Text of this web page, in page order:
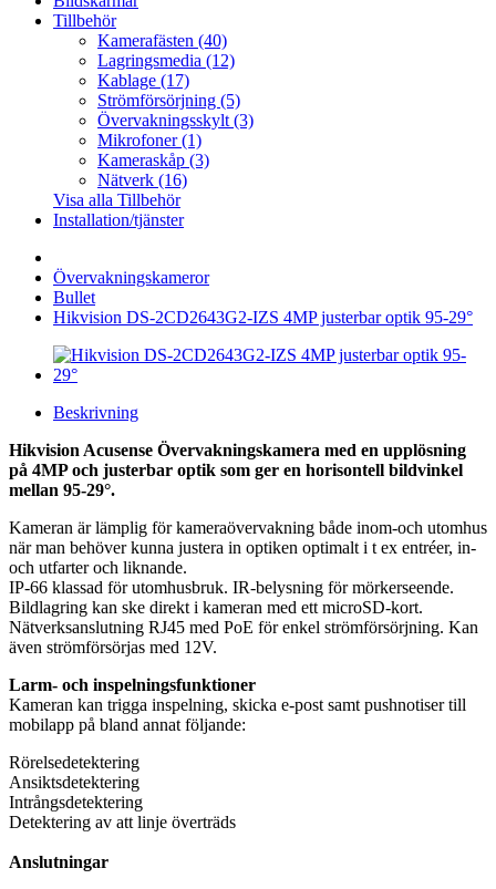
Tillbehör
Kamerafästen (40)
Lagringsmedia (12)
Kablage (17)
Strömförsörjning (5)
Övervakningsskylt (3)
Mikrofoner (1)
Kameraskåp (3)
Nätverk (16)
Visa alla Tillbehör
Installation/tjänster
Övervakningskameror
Bullet
Hikvision DS-2CD2643G2-IZS 4MP justerbar optik 95-29°
Beskrivning
Hikvision Acusense Övervakningskamera med en upplösning
på 4MP och justerbar optik som ger en horisontell bildvinkel
mellan 95-29°.
Kameran är lämplig för kameraövervakning både inom-och utomhus
när man behöver kunna justera in optiken optimalt i t ex entréer, in-
och utfarter och liknande.
IP-66 klassad för utomhusbruk. IR-belysning för mörkerseende.
Bildlagring kan ske direkt i kameran med ett microSD-kort.
Nätverksanslutning RJ45 med PoE för enkel strömförsörjning. Kan
även strömförsörjas med 12V.
Larm- och inspelningsfunktioner
Kameran kan trigga inspelning, skicka e-post samt pushnotiser till
mobilapp på bland annat följande:
Rörelsedetektering
Ansiktsdetektering
Intrångsdetektering
Detektering av att linje överträds
Anslutningar